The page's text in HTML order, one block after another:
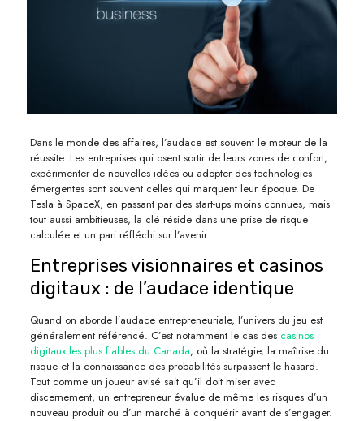
Dans le monde des affaires, l’audace est souvent le moteur de la
réussite. Les entreprises qui osent sortir de leurs zones de confort,
expérimenter de nouvelles idées ou adopter des technologies
émergentes sont souvent celles qui marquent leur époque. De
Tesla à SpaceX, en passant par des start-ups moins connues, mais
tout aussi ambitieuses, la clé réside dans une prise de risque
calculée et un pari réfléchi sur l’avenir.
Entreprises visionnaires et casinos
digitaux : de l’audace identique
Quand on aborde l’audace entrepreneuriale, l’univers du jeu est
généralement référencé. C’est notamment le cas des casinos
digitaux les plus fiables du Canada, où la stratégie, la maîtrise du
risque et la connaissance des probabilités surpassent le hasard.
Tout comme un joueur avisé sait qu’il doit miser avec
discernement, un entrepreneur évalue de même les risques d’un
nouveau produit ou d’un marché à conquérir avant de s’engager.